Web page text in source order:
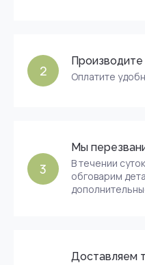
2
Производите
Оплатите
3
Мы
В течении
обговарим
Доставляем